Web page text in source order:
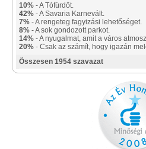
10% - A Tófürdőt.
42% - A Savaria Karnevált.
7% - A rengeteg fagyizási lehetőséget.
8% - A sok gondozott parkot.
14% - A nyugalmat, amit a város
20% - Csak az számít, hogy igazán
Összesen 1954 szavazat